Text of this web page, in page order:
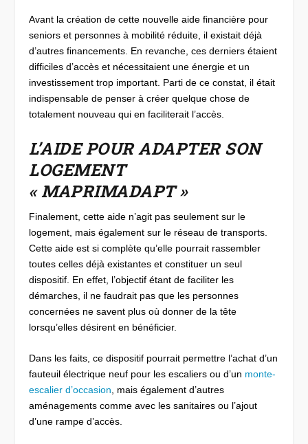
Avant la création de cette nouvelle aide financière pour
seniors et personnes à mobilité réduite, il existait déjà
d’autres financements. En revanche, ces derniers étaient
difficiles d’accès et nécessitaient une énergie et un
investissement trop important. Parti de ce constat, il était
indispensable de penser à créer quelque chose de
totalement nouveau qui en faciliterait l’accès.
​L’AIDE POUR ADAPTER SON
LOGEMENT
« MAPRIMADAPT »
Finalement, cette aide n’agit pas seulement sur le
logement, mais également sur le réseau de transports.
Cette aide est si complète qu’elle pourrait rassembler
toutes celles déjà existantes et constituer un seul
dispositif. En effet, l’objectif étant de faciliter les
démarches, il ne faudrait pas que les personnes
concernées ne savent plus où donner de la tête
lorsqu’elles désirent en bénéficier.
Dans les faits, ce dispositif pourrait permettre l’achat d’un
fauteuil électrique neuf pour les escaliers ou d’un monte-
escalier d’occasion , mais également d’autres
aménagements comme avec les sanitaires ou l’ajout
d’une rampe d’accès.